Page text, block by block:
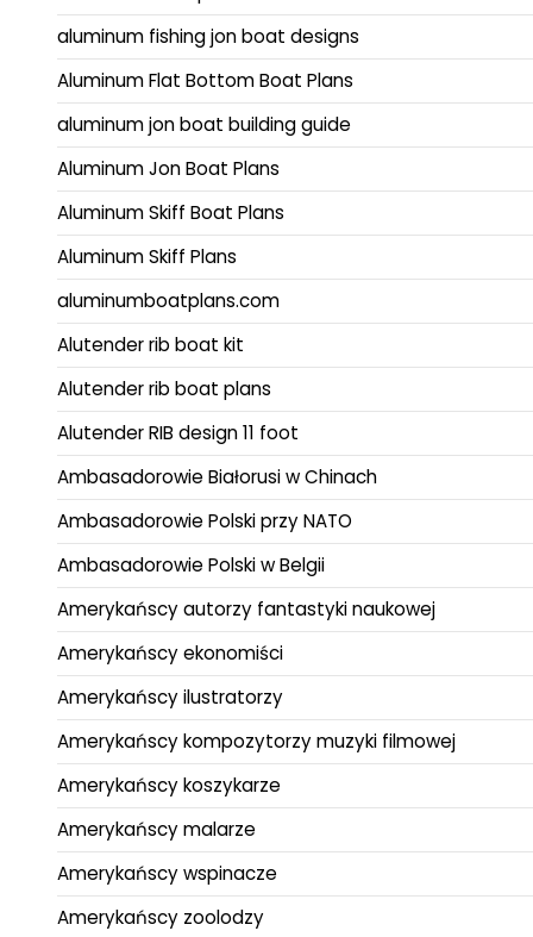
aluminum fishing jon boat designs
Aluminum Flat Bottom Boat Plans
aluminum jon boat building guide
Aluminum Jon Boat Plans
Aluminum Skiff Boat Plans
Aluminum Skiff Plans
aluminumboatplans.com
Alutender rib boat kit
Alutender rib boat plans
Alutender RIB design 11 foot
Ambasadorowie Białorusi w Chinach
Ambasadorowie Polski przy NATO
Ambasadorowie Polski w Belgii
Amerykańscy autorzy fantastyki naukowej
Amerykańscy ekonomiści
Amerykańscy ilustratorzy
Amerykańscy kompozytorzy muzyki filmowej
Amerykańscy koszykarze
Amerykańscy malarze
Amerykańscy wspinacze
Amerykańscy zoolodzy